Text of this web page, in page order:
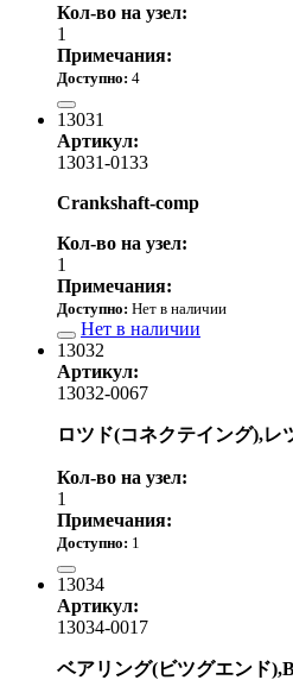
Кол-во на узел:
1
Примечания:
Доступно: 4
13031
Артикул:
13031-0133
Crankshaft-comp
Кол-во на узел:
1
Примечания:
Доступно: Нет в наличии
Нет в наличии
13032
Артикул:
13032-0067
ロツド(コネクテイング),レ
Кол-во на узел:
1
Примечания:
Доступно: 1
13034
Артикул:
13034-0017
ベアリング(ビツグエンド